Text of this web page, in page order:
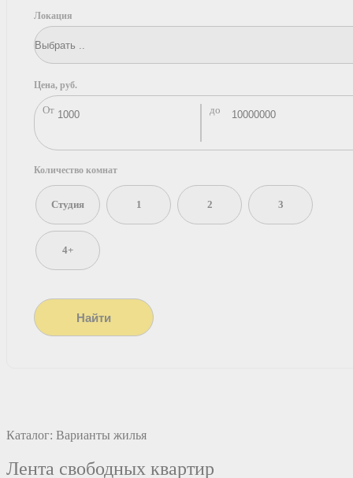
Локация
Цена, руб.
От до
Количество комнат
Студия 1 2 3
4+
Найти
Каталог: Варианты жилья
Лента свободных квартир